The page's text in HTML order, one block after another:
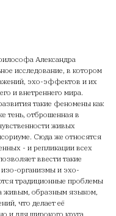
Александра
исследование, в котором
эхо-эффектов и их
и внетреннего мира.
такие феномены как
тень, отброшенная в
живых
Сюда же относятся
- и репликации всех
ввести такие
организмы и эхо-
традиционные проблемы
живым, образным языком,
что делает её
и для широкого круга